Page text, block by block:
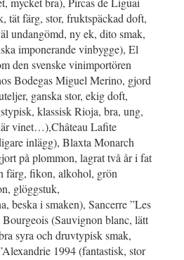
tät färg, stor, fruktspäckad doft,
undangömd, ny ek, dito smak,
imponerande vinbygge), El
den svenske vinimportören
Bodegas Miguel Merino, gjord
ganska stor, ekig doft,
klassisk Rioja, bra, ung,
vinet…),Château Lafite
inlägg), Blaxta Monarch
på plommon, lagrat två år i fat
färg, fikon, alkohol, grön
glöggstuk,
beska i smaken), Sancerre ”Les
(Sauvignon blanc, lätt
syra och druvtypisk smak,
1994 (fantastisk, stor